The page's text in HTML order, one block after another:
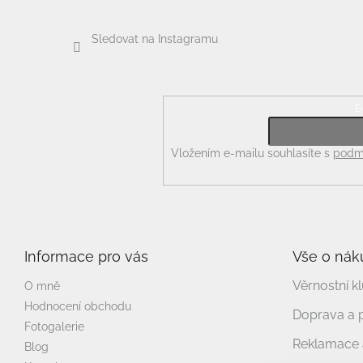
Sledovat na Instagramu
Vložením e-mailu souhlasíte s
Informace pro vás
O mně
Hodnocení obchodu
Fotogalerie
Blog
Vše o
Věrnostní
Doprava a